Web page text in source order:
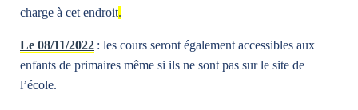
+32 (0)2 374 76 75
charge à cet endroit.
Le 08/11/2022 : les cours seront également accessibles aux
enfants de primaires même si ils ne sont pas sur le site de
l’école.